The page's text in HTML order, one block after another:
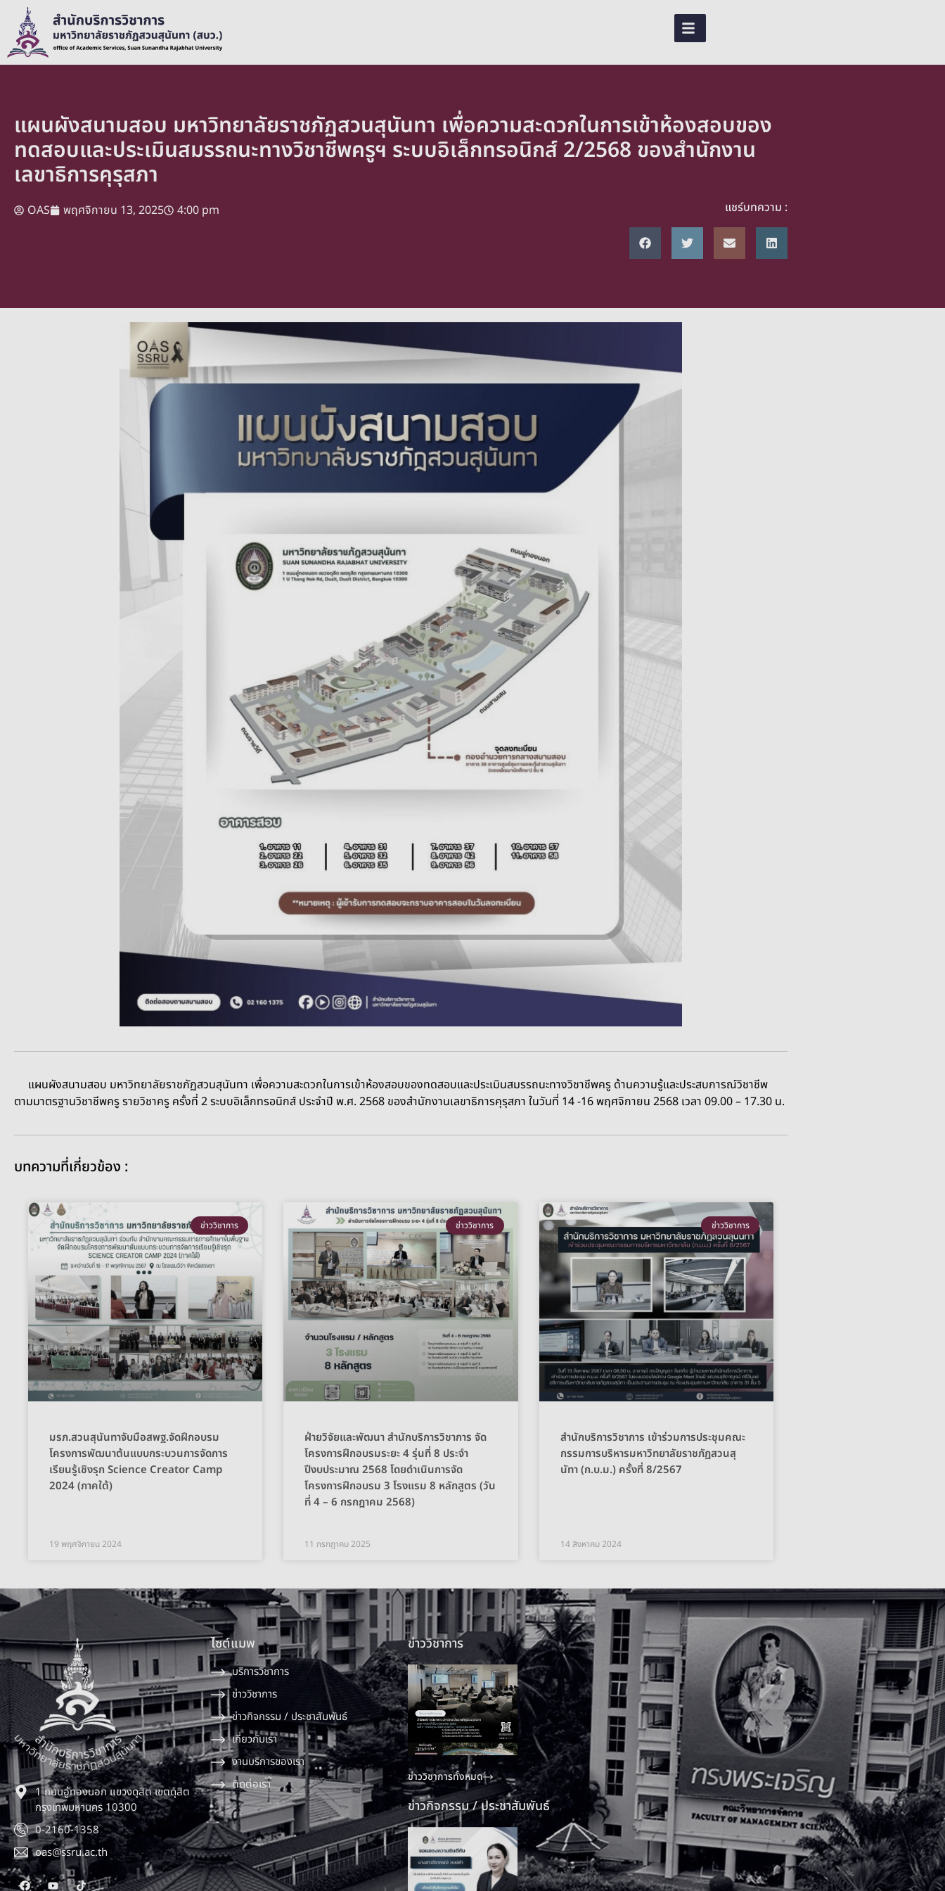
แผนผังสนามสอบ มหาวิทยาลัยราชภัฏสวนสุนันทา เพื่อความสะดวกในการเข้าห้องสอบของ
ทดสอบและประเมินสมรรถนะทางวิชาชีพครูฯ ระบบอิเล็กทรอนิกส์ 2/2568 ของสำนักงาน
เลขาธิการคุรุสภา
OAS พฤศจิกายน 13, 2025 4:00 pm แชร์บทความ :
แผนผังสนามสอบ มหาวิทยาลัยราชภัฏสวนสุนันทา เพื่อความสะดวกในการเข้าห้องสอบของทดสอบและประเมินสมรรถนะทางวิชาชีพครู ด้านความรู้และประสบการณ์วิชาชีพ
ตามมาตรฐานวิชาชีพครู รายวิชาครู ครั้งที่ 2 ระบบอิเล็กทรอนิกส์ ประจำปี พ.ศ. 2568 ของสำนักงานเลขาธิการคุรุสภา ในวันที่ 14 -16 พฤศจิกายน 2568 เวลา 09.00 – 17.30 น.
บทความที่เกี่ยวข้อง :
ข่าววิชาการ
มรภ.สวนสุนันทาจับมือสพฐ.จัดฝึกอบรม
โครงการพัฒนาต้นแบบกระบวนการจัดการ
เรียนรู้เชิงรุก Science Creator Camp
2024 (ภาคใต้)
19 พฤศจิกายน 2024
ข่าววิชาการ
ฝ่ายวิจัยและพัฒนา สำนักบริการวิชาการ จัด
โครงการฝึกอบรมระยะ 4 รุ่นที่ 8 ประจำ
ปีงบประมาณ 2568 โดยดำเนินการจัด
โครงการฝึกอบรม 3 โรงแรม 8 หลักสูตร (วัน
ที่ 4 – 6 กรกฎาคม 2568)
11 กรกฎาคม 2025
ข่าววิชาการ
สำนักบริการวิชาการ เข้าร่วมการประชุมคณะ
กรรมการบริหารมหาวิทยาลัยราชภัฏสวนสุ
นัทา (ก.บ.ม.) ครั้งที่ 8/2567
14 สิงหาคม 2024
1 ถนนอู่ทองนอก แขวงดุสิต เขตดุสิต
กรุงเทพมหานคร 10300
0-2160-1358
oas@ssru.ac.th
ไซต์แมพ
บริการวิชาการ
ข่าววิชาการ
ข่าวกิจกรรม / ประชาสัมพันธ์
เกี่ยวกับเรา
งานบริการของเรา
ติดต่อเรา
ข่าววิชาการ
ข่าววิชาการทั้งหมด
ข่าวกิจกรรม / ประชาสัมพันธ์